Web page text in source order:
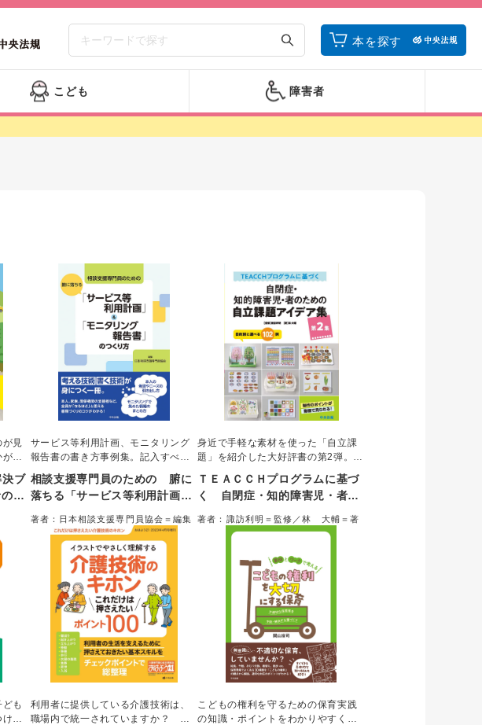
本を探す
こども 障害者
が見
わ
じ
ント
な部
応
決ブ
気
サービス等利用計画、モニタリング
報告書の書き方事例集。記入すべき
内容を、「良い例」「悪い例」を対
比しながら、多様な事例を通じわか
りやすく解説した。加算取得の考え
方を含め、よりよい支援を実現する
ための相談支援のプロセス全体を学
べる一冊。
相談支援専門員のための 腑に
落ちる「サービス等利用計画」
くり方
著者：日本相談支援専門員協会＝編集
身近で手軽な素材を使った「自立課
題」を紹介した大好評書の第2弾。ね
らい別に多数の課題を掲載し、個別
性に応じたかかわりができる。ま
た、シューボックス、ファイル、マ
グネットの課題タイプごとに作り方
動画をWEBに掲載。現場でよくある
ＴＥＡＣＣＨプログラムに基づ
く 自閉症・知的障害児・者の
２集 目的別に選べる１０２例
著者：諏訪利明＝監修／林 大輔＝著
も
る
利用者に提供している介護技術は、
職場内で統一されていますか？ 職
こどもの権利を守るための保育実践
の知識・ポイントをわかりやすく整